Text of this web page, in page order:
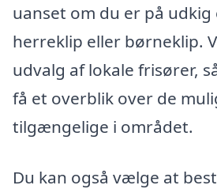
uanset om du er på
herreklip eller børneklip.
udvalg af lokale frisører,
få et overblik over de
tilgængelige i området.
Du kan også vælge at